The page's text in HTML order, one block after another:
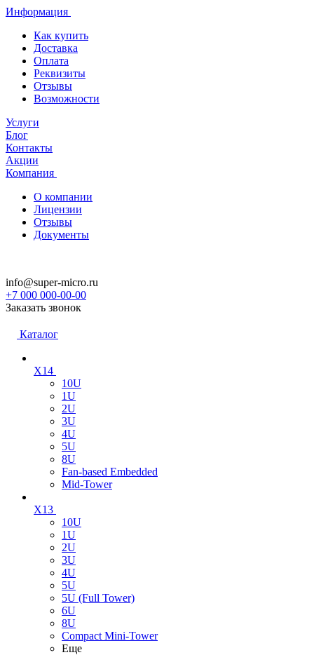
Информация
Как купить
Доставка
Оплата
Реквизиты
Отзывы
Возможности
Услуги
Блог
Контакты
Акции
Компания
О компании
Лицензии
Отзывы
Документы
info@super-micro.ru
+7 000 000-00-00
Заказать звонок
Каталог
X14
10U
1U
2U
3U
4U
5U
8U
Fan-based Embedded
Mid-Tower
X13
10U
1U
2U
3U
4U
5U
5U (Full Tower)
6U
8U
Compact Mini-Tower
Еще